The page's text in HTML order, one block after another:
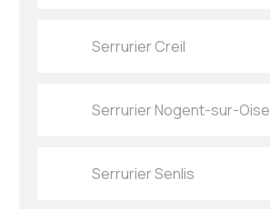
Serrurier Creil
Serrurier Nogent-sur-Oise
Serrurier Senlis